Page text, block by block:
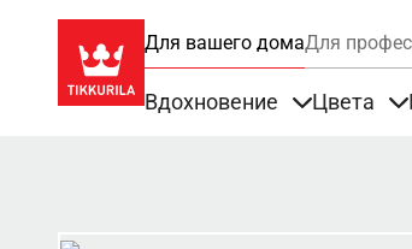
Для вашего домаДля
Вдохновение Цвета